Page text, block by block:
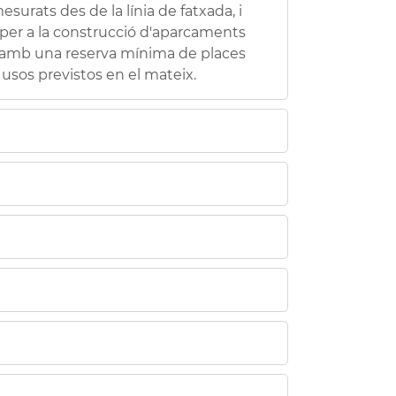
des de la línia de fatxada, i
a la construcció d'aparcaments
una reserva mínima de places
previstos en el mateix.
que precisen subsòl públic de
dels construïts baix sòl
establida en el Pla General
d'edificis privats, en els que
de les places d'aparcament
que es tracte.
aportant-se:
normativa municipal vigents (5